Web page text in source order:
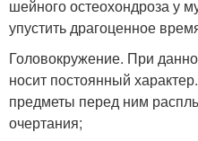
шейного остеохондроза у
упустить драгоценное
Головокружение. При
носит постоянный
предметы перед ним
очертания;